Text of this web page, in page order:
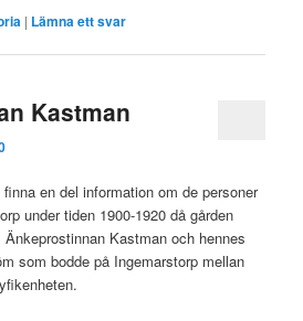
| Lämna ett svar
Kastman
en del information om de personer
under tiden 1900-1920 då gården
Kastman och hennes
som bodde på Ingemarstorp mellan